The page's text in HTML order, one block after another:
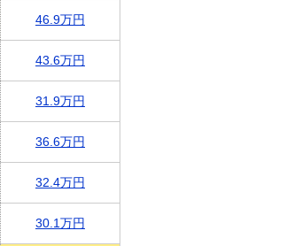
46.9万円
43.6万円
31.9万円
36.6万円
32.4万円
30.1万円